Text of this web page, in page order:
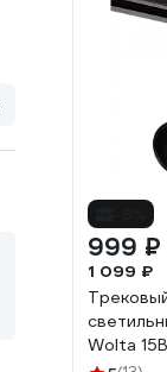
999 ₽
1 099 ₽
Wolta